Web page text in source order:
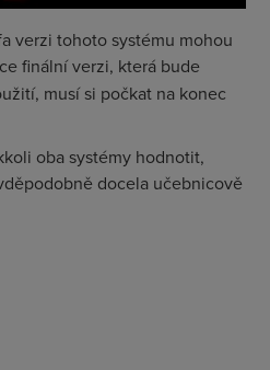
verzi tohoto systému mohou
finální verzi, která bude
musí si počkat na konec
oba systémy hodnotit,
docela učebnicově